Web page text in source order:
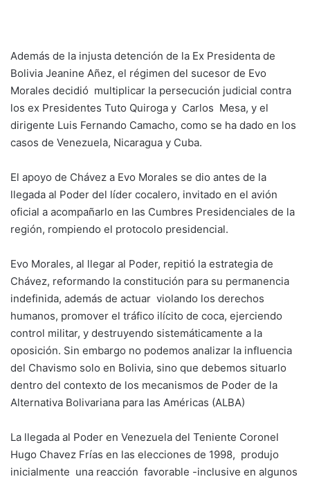
Además de la injusta detención de la Ex Presidenta de
Bolivia Jeanine Añez, el régimen del sucesor de Evo
Morales decidió multiplicar la persecución judicial contra
los ex Presidentes Tuto Quiroga y Carlos Mesa, y el
dirigente Luis Fernando Camacho, como se ha dado en los
casos de Venezuela, Nicaragua y Cuba.
El apoyo de Chávez a Evo Morales se dio antes de la
llegada al Poder del líder cocalero, invitado en el avión
oficial a acompañarlo en las Cumbres Presidenciales de la
región, rompiendo el protocolo presidencial.
Evo Morales, al llegar al Poder, repitió la estrategia de
Chávez, reformando la constitución para su permanencia
indefinida, además de actuar violando los derechos
humanos, promover el tráfico ilícito de coca, ejerciendo
control militar, y destruyendo sistemáticamente a la
oposición. Sin embargo no podemos analizar la influencia
del Chavismo solo en Bolivia, sino que debemos situarlo
dentro del contexto de los mecanismos de Poder de la
Alternativa Bolivariana para las Américas (ALBA)
La llegada al Poder en Venezuela del Teniente Coronel
Hugo Chavez Frías en las elecciones de 1998, produjo
inicialmente una reacción favorable -inclusive en algunos